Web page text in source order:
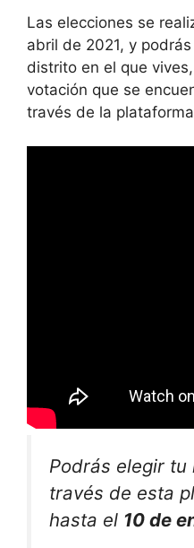
Las elecciones se
abril de 2021, y
distrito en el que
votación que se
través de la
Podrás elegir tu
través de esta
hasta el 10 de